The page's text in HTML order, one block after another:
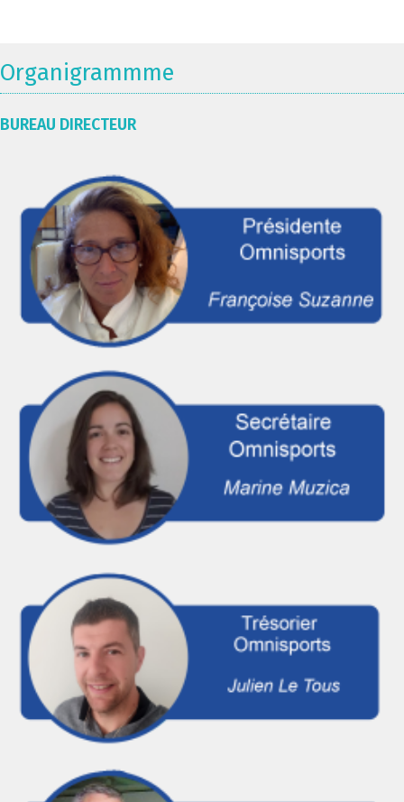
Organigrammme
BUREAU DIRECTEUR